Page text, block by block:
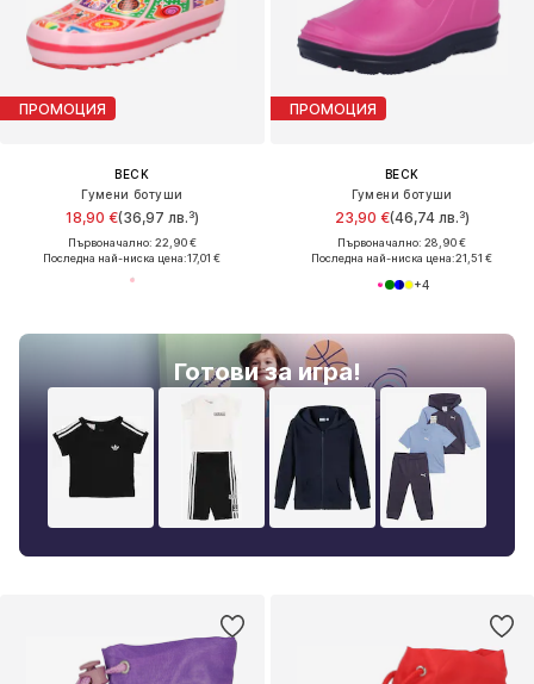
ПРОМОЦИЯ
BECK
Гумени ботуши
18,90 €(36,97 лв.³)
Първоначално: 22,90 €
Последна най-ниска цена:17,01 €
Готови за игра!
ПРОМОЦИЯ
BECK
Гумени ботуши
23,90 €(46,74 лв.³)
Първоначално: 28,90 €
Последна най-ниска цена:21,51 €
+4